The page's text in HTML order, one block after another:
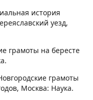
история
уезд,
грамоты на бересте
грамоты
Москва: Наука.